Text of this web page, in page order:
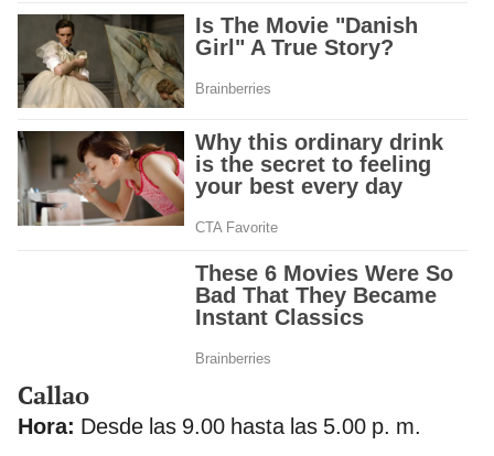
Callao
Hora: Desde las 9.00 hasta las 5.00 p. m.